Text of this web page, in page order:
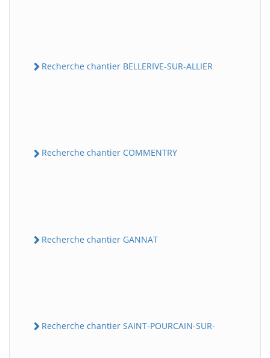
Recherche chantier BELLERIVE-SUR-ALLIER
Recherche chantier COMMENTRY
Recherche chantier GANNAT
Recherche chantier SAINT-POURCAIN-SUR-